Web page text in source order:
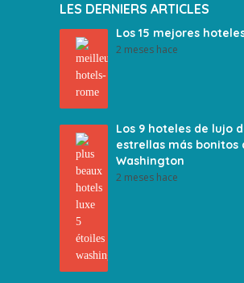
LES DERNIERS ARTICLES
Los 15 mejores
2 meses hace
Los 9 hoteles de lujo
estrellas más bonitos
Washington
2 meses hace